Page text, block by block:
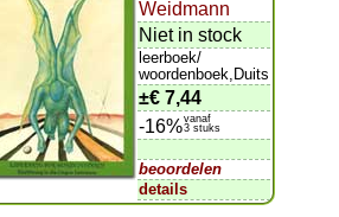
Weidmann
Niet in stock
leerboek/
woordenboek,Duits
±€ 7,44
-16%vanaf
3 stuks
beoordelen
details